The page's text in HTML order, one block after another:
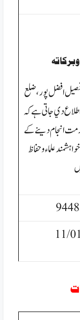
افضل پور ،ضلع
دي جاتی ہےكہ
انجام دينے كے
علماء وحفاظ